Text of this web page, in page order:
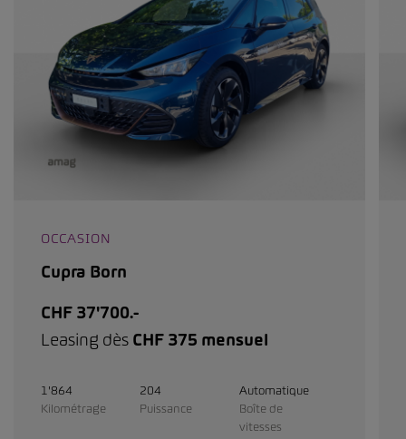
OCCASION
Cupra Born
CHF 37'700.-
Leasing dès CHF 375 mensuel
1'864
Kilométrage
204
Puissance
Automatique
Boîte de
vitesses